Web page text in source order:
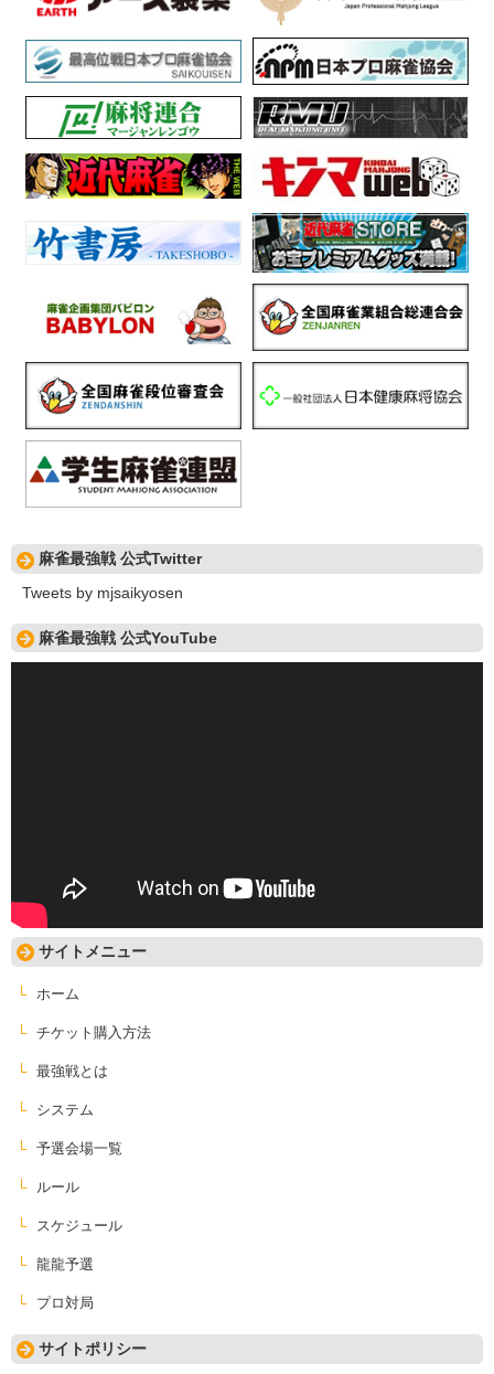
麻雀最強戦 公式Twitter
Tweets by mjsaikyosen
麻雀最強戦 公式YouTube
サイトメニュー
ホーム
チケット購入方法
最強戦とは
システム
予選会場一覧
ルール
スケジュール
龍龍予選
プロ対局
サイトポリシー